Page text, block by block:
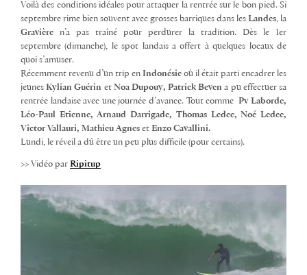
Voilà des conditions idéales pour attaquer la rentrée sur le bon pied. Si
septembre rime bien souvent avec grosses barriques dans les Landes, la
Gravière n’a pas traîné pour perdurer la tradition. Dès le 1er
septembre (dimanche), le spot landais a offert à quelques locaux de
quoi s’amuser.
Récemment revenu d’un trip en Indonésie où il était parti encadrer les
jeunesKylian Guérin et Noa Dupouy, Patrick Beven a pu effectuer sa
rentrée landaise avec une journée d’avance. Tout commePv Laborde,
Léo-Paul Etienne, Arnaud Darrigade, Thomas Ledee, Noé Ledee,
Victor Vallauri, Mathieu Agnes et Enzo Cavallini.
Lundi, le réveil a dû être un peu plus difficile (pour certains).
>> Vidéo par Ripitup